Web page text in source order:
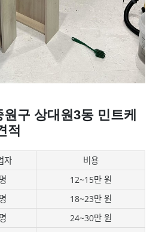
구 상대원3동 민트케
적
자
비용
12~15만 원
18~23만 원
24~30만 원